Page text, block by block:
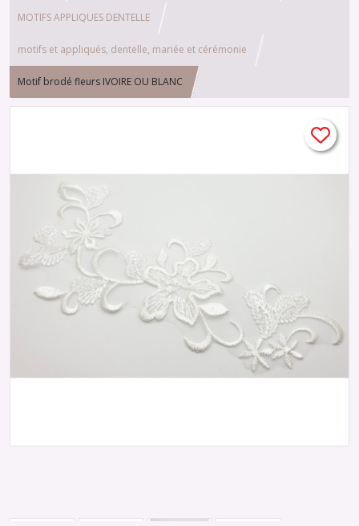
MOTIFS APPLIQUES DENTELLE
motifs et appliqués, dentelle, mariée et cérémonie
Motif brodé fleurs IVOIRE OU BLANC